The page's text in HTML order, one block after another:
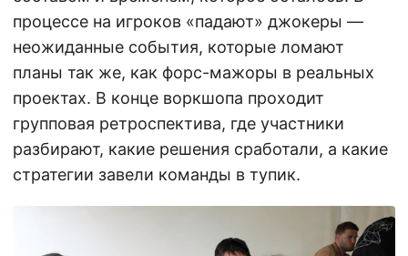
процессе на игроков «падают» джокеры —
неожиданные события, которые ломают
планы так же, как форс-мажоры в реальных
проектах. В конце воркшопа проходит
групповая ретроспектива, где участники
разбирают, какие решения сработали, а какие
стратегии завели команды в тупик.